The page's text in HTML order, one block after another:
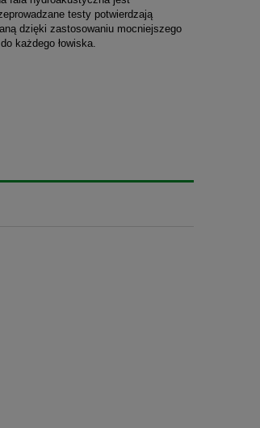
testy potwierdzają
dzięki zastosowaniu mocniejszego
każdego łowiska.